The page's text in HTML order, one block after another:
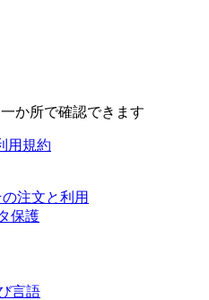
か所で確認できます
用規約
注文と利用
保護
言語